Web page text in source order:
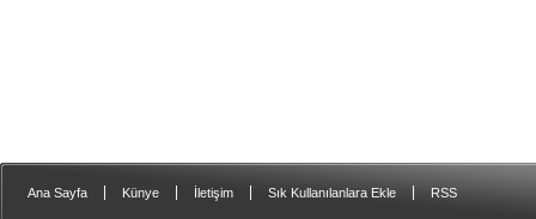
Ana Sayfa Künye İletişim Sık Kullanılanlara Ekle RSS